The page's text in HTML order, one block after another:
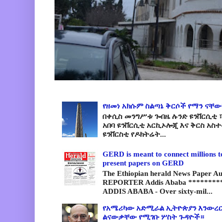
የዘመነ አክሱም ስልጣኔ ቅርሶች የማን
በቀሲስ መንግሥቱ ጐበዜ ሉንድ ዩንቨርሲቲ
አበባ ዩንቨርሲቲ አርኪኦሎጂ እና ቅርስ
ዩንቨርስቲ የዶክትሬት...
GERD is meant to connect millions
present papers on GERD
The Ethiopian herald News Paper
REPORTER Addis Ababa
ADDIS ABABA - Over sixty-mil...
የአሜሪካው አድሚራል ኢትዮጵያን
ልናውቃቸው የሚገቡ ሦስት ጉዳዮች።